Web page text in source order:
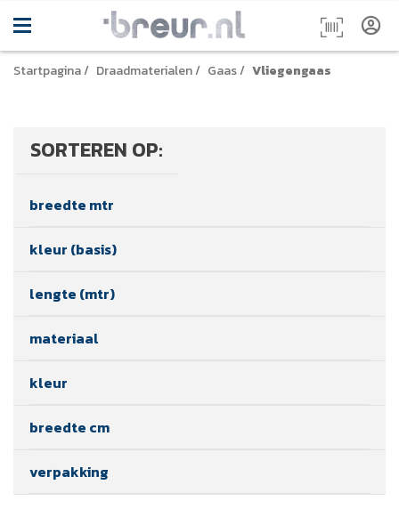
Startpagina/ Draadmaterialen/ Gaas/ Vliegengaas
SORTEREN OP:
breedte mtr
kleur (basis)
lengte (mtr)
materiaal
kleur
breedte cm
verpakking